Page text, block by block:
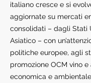
italiano cresce e si
aggiornate su mercati
consolidati – dagli Stati
Asiatico – con
politiche europee, agli
promozione OCM vino
economica e